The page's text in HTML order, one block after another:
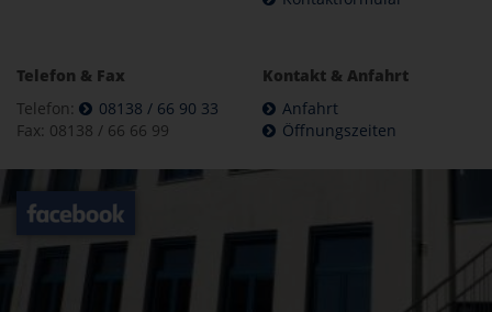
Telefon & Fax
Telefon:
08138 / 66 90 33
Fax: 08138 / 66 66 99
Kontakt & Anfahrt
Anfahrt
Öffnungszeiten